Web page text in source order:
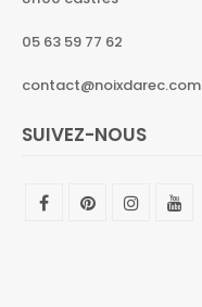
05 63 59 77 62
contact@noixdarec.com
SUIVEZ-NOUS